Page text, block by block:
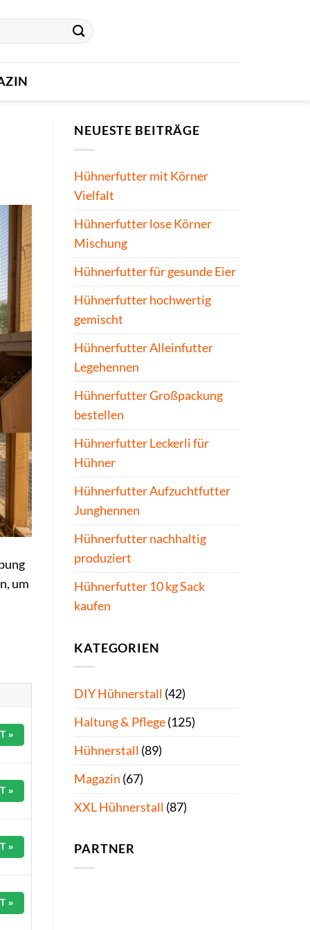
um
»
»
»
»
NEUESTE BEITRÄGE
Hühnerfutter mit Körner
Vielfalt
Hühnerfutter lose Körner
Mischung
Hühnerfutter für gesunde Eier
Hühnerfutter hochwertig
gemischt
Hühnerfutter Alleinfutter
Legehennen
Hühnerfutter Großpackung
bestellen
Hühnerfutter Leckerli für
Hühner
Hühnerfutter Aufzuchtfutter
Junghennen
Hühnerfutter nachhaltig
produziert
Hühnerfutter 10 kg Sack
kaufen
KATEGORIEN
DIY Hühnerstall (42)
Haltung & Pflege(125)
Hühnerstall (89)
Magazin (67)
XXL Hühnerstall (87)
PARTNER